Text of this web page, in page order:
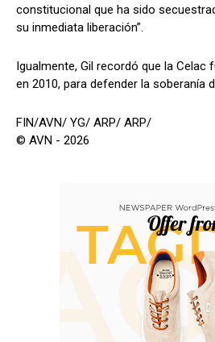
constitucional que ha sido
su inmediata liberación”.
Igualmente, Gil recordó que la Celac
en 2010, para defender la soberanía
FIN/AVN/ YG/ ARP/ ARP/
© AVN - 2026